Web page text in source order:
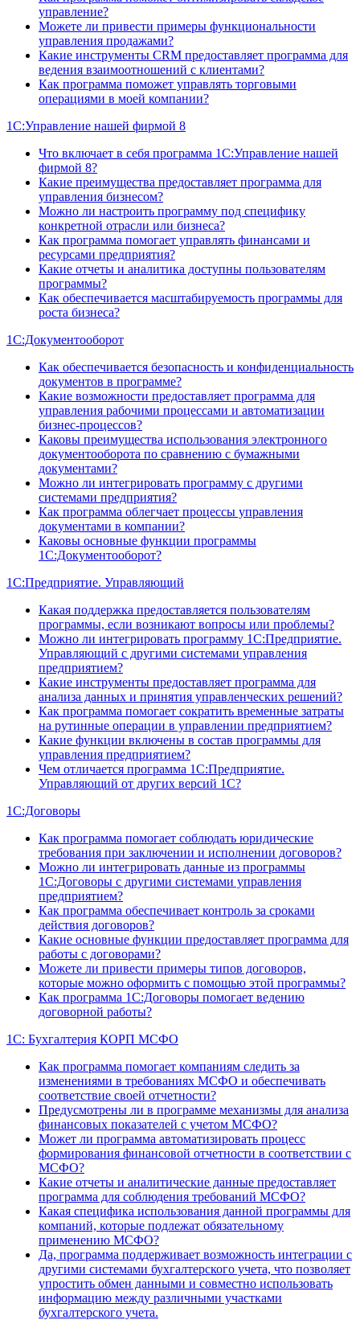
управление?
Можете ли привести примеры функциональности
управления продажами?
Какие инструменты CRM предоставляет программа для
ведения взаимоотношений с клиентами?
Как программа поможет управлять торговыми
операциями в моей компании?
1С:Управление нашей фирмой 8
Что включает в себя программа 1С:Управление нашей
фирмой 8?
Какие преимущества предоставляет программа для
управления бизнесом?
Можно ли настроить программу под специфику
конкретной отрасли или бизнеса?
Как программа помогает управлять финансами и
ресурсами предприятия?
Какие отчеты и аналитика доступны пользователям
программы?
Как обеспечивается масштабируемость программы для
роста бизнеса?
1С:Документооборот
Как обеспечивается безопасность и конфиденциальность
документов в программе?
Какие возможности предоставляет программа для
управления рабочими процессами и автоматизации
бизнес-процессов?
Каковы преимущества использования электронного
документооборота по сравнению с бумажными
документами?
Можно ли интегрировать программу с другими
системами предприятия?
Как программа облегчает процессы управления
документами в компании?
Каковы основные функции программы
1С:Документооборот?
1С:Предприятие. Управляющий
Какая поддержка предоставляется пользователям
программы, если возникают вопросы или проблемы?
Можно ли интегрировать программу 1С:Предприятие.
Управляющий с другими системами управления
предприятием?
Какие инструменты предоставляет программа для
анализа данных и принятия управленческих решений?
Как программа помогает сократить временные затраты
на рутинные операции в управлении предприятием?
Какие функции включены в состав программы для
управления предприятием?
Чем отличается программа 1С:Предприятие.
Управляющий от других версий 1С?
1С:Договоры
Как программа помогает соблюдать юридические
требования при заключении и исполнении договоров?
Можно ли интегрировать данные из программы
1С:Договоры с другими системами управления
предприятием?
Как программа обеспечивает контроль за сроками
действия договоров?
Какие основные функции предоставляет программа для
работы с договорами?
Можете ли привести примеры типов договоров,
которые можно оформить с помощью этой программы?
Как программа 1С:Договоры помогает ведению
договорной работы?
1С: Бухгалтерия КОРП МСФО
Как программа помогает компаниям следить за
изменениями в требованиях МСФО и обеспечивать
соответствие своей отчетности?
Предусмотрены ли в программе механизмы для анализа
финансовых показателей с учетом МСФО?
Может ли программа автоматизировать процесс
формирования финансовой отчетности в соответствии с
МСФО?
Какие отчеты и аналитические данные предоставляет
программа для соблюдения требований МСФО?
Какая специфика использования данной программы для
компаний, которые подлежат обязательному
применению МСФО?
Да, программа поддерживает возможность интеграции с
другими системами бухгалтерского учета, что позволяет
упростить обмен данными и совместно использовать
информацию между различными участками
бухгалтерского учета.